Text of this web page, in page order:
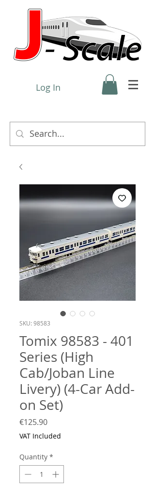
Log In
SKU: 98583
Tomix 98583 - 401
Series (High
Cab/Joban Line
Livery) (4-Car Add-
on Set)
€125.90Price
VAT Included
Quantity *